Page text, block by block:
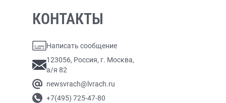
КОНТАКТЫ
Написать сообщение
123056, Россия, г. Москва,
а/я 82
newsvrach@lvrach.ru
+7(495) 725-47-80